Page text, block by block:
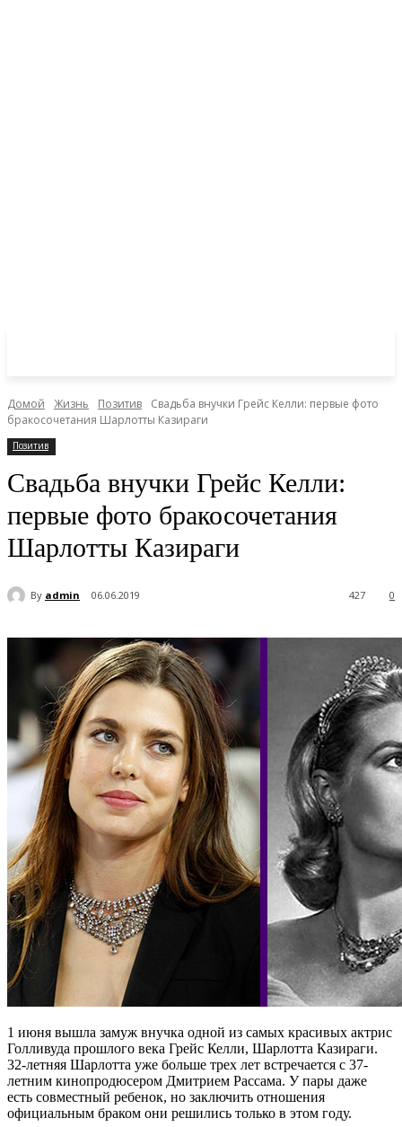
Домой Жизнь Позитив
Свадьба внучки Грейс Келли: первые фото
бракосочетания Шарлотты Казираги
Позитив
Свадьба внучки Грейс Келли:
первые фото бракосочетания
Шарлотты Казираги
By admin 06.06.2019 0
427
1 июня вышла замуж внучка одной из самых красивых актрис
Голливуда прошлого века Грейс Келли, Шарлотта Казираги.
32-летняя Шарлотта уже больше трех лет встречается с 37-
летним кинопродюсером Дмитрием Рассама. У пары даже
есть совместный ребенок, но заключить отношения
официальным браком они решились только в этом году.